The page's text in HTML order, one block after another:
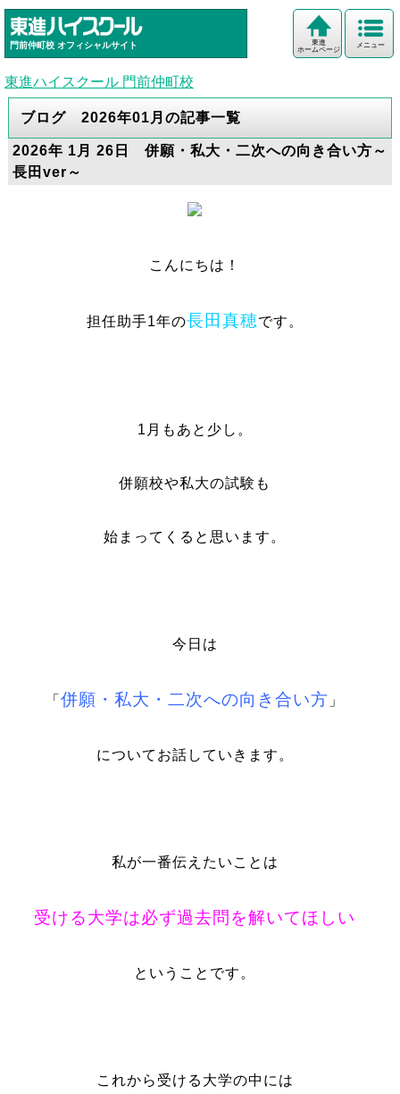
門前仲町校 オフィシャルサイト メニュー
東進
ホームページ
東進ハイスクール 門前仲町校
ブログ 2026年01月の記事一覧
2026年 1月 26日 併願・私大・二次への向き合い方～
長田ver～
こんにちは！
担任助手1年の長田真穂です。
1月もあと少し。
併願校や私大の試験も
始まってくると思います。
今日は
「併願・私大・二次への向き合い方 」
についてお話していきます。
私が一番伝えたいことは
受ける大学は必ず過去問を解いてほしい
ということです。
これから受ける大学の中には